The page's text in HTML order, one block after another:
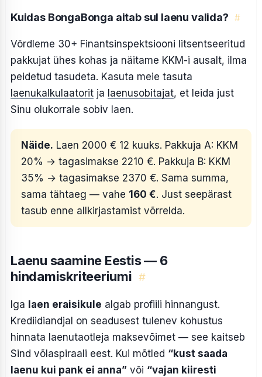
Kuidas BongaBonga aitab sul laenu valida? #
Võrdleme 30+ Finantsinspektsiooni litsentseeritud
pakkujat ühes kohas ja näitame KKM-i ausalt, ilma
peidetud tasudeta. Kasuta meie tasuta
laenukalkulaatorit ja laenusobitajat, et leida just
Sinu olukorrale sobiv laen.
Näide. Laen 2000 € 12 kuuks. Pakkuja A: KKM
20% → tagasimakse 2210 €. Pakkuja B: KKM
35% → tagasimakse 2370 €. Sama summa,
sama tähtaeg — vahe 160 €. Just seepärast
tasub enne allkirjastamist võrrelda.
Laenu saamine Eestis — 6
hindamiskriteeriumi #
Iga laen eraisikule algab profiili hinnangust.
Krediidiandjal on seadusest tulenev kohustus
hinnata laenutaotleja maksevõimet — see kaitseb
Sind võlaspiraali eest. Kui mõtled “kust saada
laenu kui pank ei anna” või “vajan kiiresti